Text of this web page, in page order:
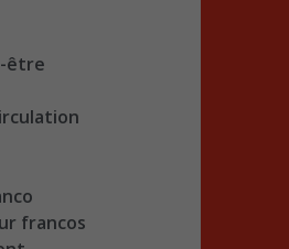
être
francos